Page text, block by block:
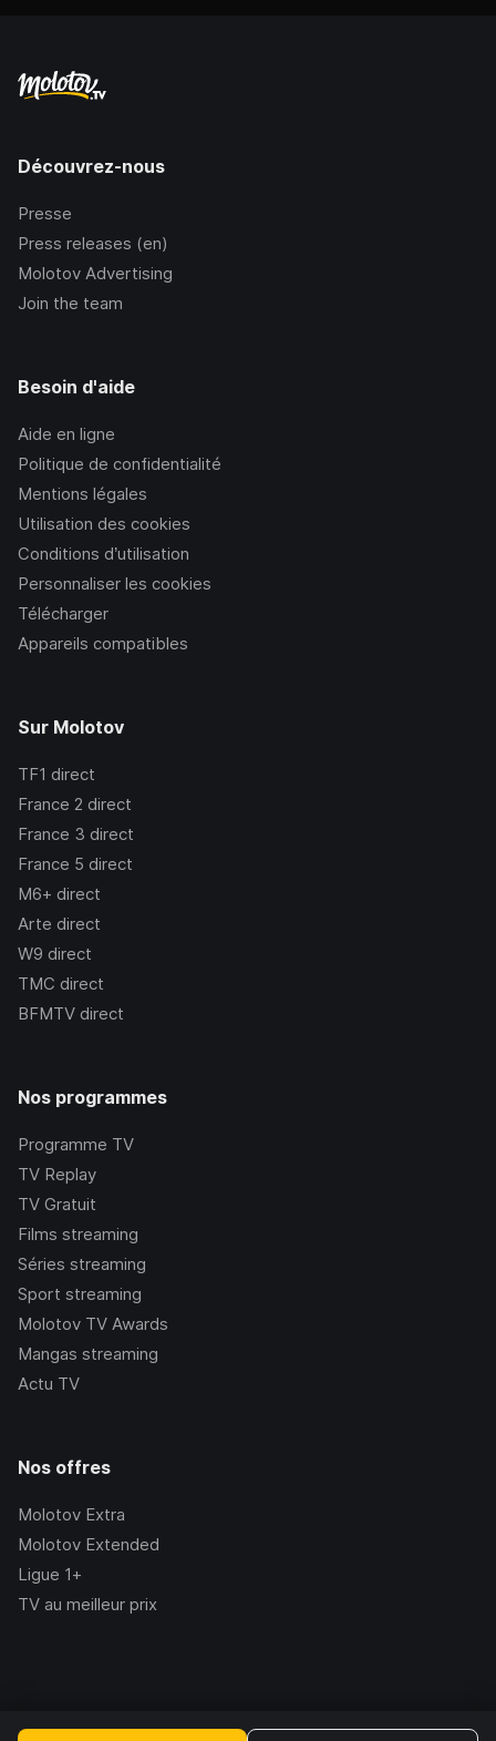
Découvrez-nous
Presse
Press releases (en)
Molotov Advertising
Join the team
Besoin d'aide
Aide en ligne
Politique de confidentialité
Mentions légales
Utilisation des cookies
Conditions d’utilisation
Personnaliser les cookies
Télécharger
Appareils compatibles
Sur Molotov
TF1 direct
France 2 direct
France 3 direct
France 5 direct
M6+ direct
Arte direct
W9 direct
TMC direct
BFMTV direct
Nos programmes
Programme TV
TV Replay
TV Gratuit
Films streaming
Séries streaming
Sport streaming
Molotov TV Awards
Mangas streaming
Actu TV
Nos offres
Molotov Extra
Molotov Extended
Ligue 1+
TV au meilleur prix